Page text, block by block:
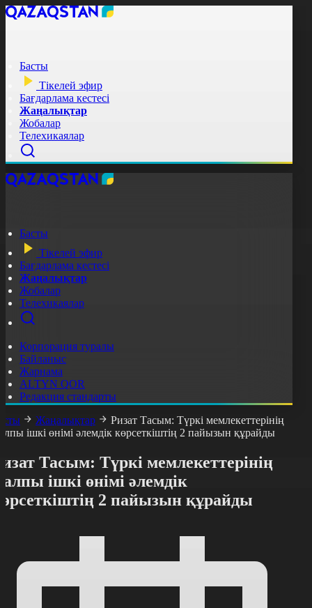
Басты
Тікелей эфир
Бағдарлама кестесі
Жаңалықтар
Жобалар
Телехикаялар
Басты
Тікелей эфир
Бағдарлама кестесі
Жаңалықтар
Жобалар
Телехикаялар
Корпорация туралы
Байланыс
Жарнама
ALTYN QOR
Редакция стандарты
Жаңалықтар
Ризат Тасым: Түркі мемлекеттерінің
ішкі өнімі әлемдік көрсеткіштің 2 пайызын құрайды
Тасым: Түркі мемлекеттерінің
ішкі өнімі әлемдік
2 пайызын құрайды